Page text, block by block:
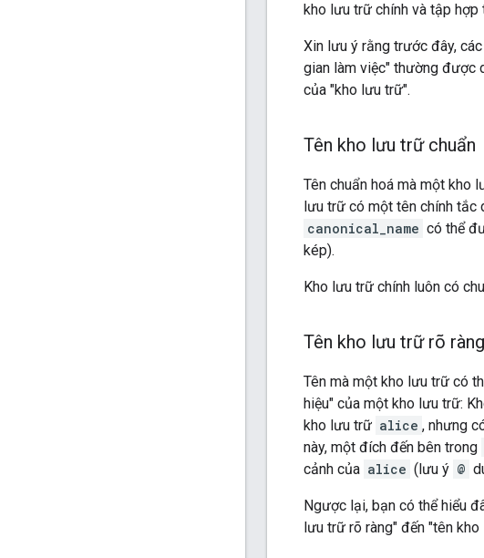
kho lưu trữ chính và tập
Xin lưu ý rằng trước đây,
gian làm việc" thường được
của "kho lưu trữ".
Tên kho lưu trữ chuẩn
Tên chuẩn hoá mà một kho
lưu trữ có một tên chính tắc
canonical_name có thể
kép).
Kho lưu trữ chính luôn có
Tên kho lưu trữ rõ ràng
Tên mà một kho lưu trữ có
hiệu" của một kho lưu trữ:
kho lưu trữ alice , nhưng
này, một đích đến bên trong
cảnh của alice (lưu ý @
Ngược lại, bạn có thể hiểu
lưu trữ rõ ràng" đến "tên kho